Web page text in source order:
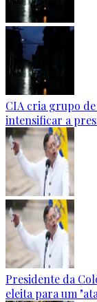
CIA cria grupo
intensificar a
Presidente da
eleita para um